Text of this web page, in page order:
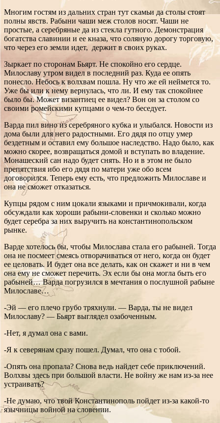
Многим гостям из дальних стран тут скамьи да столы стоят
полны явств. Рабыни чаши меж столов носят. Чаши не
простые, а серебряные да из стекла гутного. Демонстрация
богатства славинии и ее кназа, что соляную дорогу торговую,
что через его земли идет, держит в своих руках.
Зыркает по сторонам Бьярт. Не спокойно его сердце.
Милославу утром видел в последний раз. Куда ее опять
понесло. Небось к волхвам пошла. Ну что же ей неймется то.
Уже бы или к нему вернулась, что ли. И ему так спокойнее
было бы. Может византиец ее видел? Вон он за столом со
своими ромейскими купцами о чем-то беседует.
Варда пил вино из серебряного кубка и улыбался. Новости из
дома были для него радостными. Его дядя по отцу умер
бездетным и оставил ему большое наследство. Надо было, как
можно скорее, возвращаться домой и вступать во владение.
Монашеский сан надо будет снять. Но и в этом не было
препятствия ибо его дядя по матери уже обо всем
договорился. Теперь ему есть, что предложить Милославе и
она не сможет отказаться.
Купцы рядом с ним цокали языками и причмокивали, когда
обсуждали как хороши рабыни-словенки и сколько можно
будет серебра за них выручить на константинопольском
рынке.
Варде хотелось бы, чтобы Милослава стала его рабыней. Тогда
она не посмеет смеясь отворачиваться от него, когда он будет
ее целовать. И будет она все делать, как он скажет и ни в чем
она ему не сможет перечить. Эх если бы она могла быть его
рабыней… Варда погрузился в мечтания о послушной рабыне
Милославе…
-Эй — его плечо грубо тряхнули. — Варда, ты не видел
Милославу? — Бьярт выглядел озабоченным.
-Нет, я думал она с вами.
-Я к северянам сразу пошел. Думал, что она с тобой.
-Опять она пропала? Снова ведь найдет себе приключений.
Волхвы здесь при большой власти. Не войну же нам из-за нее
устраивать?
-Не думаю, что твой Константинополь пойдет из-за какой-то
язычницы войной на словении.